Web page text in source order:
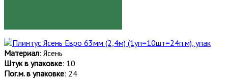
Материал: Ясень
Штук в упаковке: 10
Пог.м. в упаковке: 24